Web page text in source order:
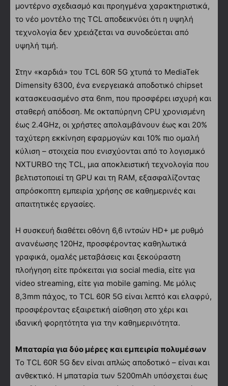
μοντέρνο σχεδιασμό και προηγμένα χαρακτηριστικά,
το νέο μοντέλο της TCL αποδεικνύει ότι η υψηλή
τεχνολογία δεν χρειάζεται να συνοδεύεται από
υψηλή τιμή.
Στην «καρδιά» του TCL 60R 5G χτυπά το MediaTek
Dimensity 6300, ένα ενεργειακά αποδοτικό chipset
κατασκευασμένο στα 6nm, που προσφέρει ισχυρή και
σταθερή απόδοση. Με οκταπύρηνη CPU χρονισμένη
έως 2.4GHz, οι χρήστες απολαμβάνουν έως και 20%
ταχύτερη εκκίνηση εφαρμογών και 10% πιο ομαλή
κύλιση – στοιχεία που ενισχύονται από το λογισμικό
NXTURBO της TCL, μια αποκλειστική τεχνολογία που
βελτιστοποιεί τη GPU και τη RAM, εξασφαλίζοντας
απρόσκοπτη εμπειρία χρήσης σε καθημερινές και
απαιτητικές εργασίες.
Η συσκευή διαθέτει οθόνη 6,6 ιντσών HD+ με ρυθμό
ανανέωσης 120Hz, προσφέροντας καθηλωτικά
γραφικά, ομαλές μεταβάσεις και ξεκούραστη
πλοήγηση είτε πρόκειται για social media, είτε για
video streaming, είτε για mobile gaming. Με μόλις
8,3mm πάχος, το TCL 60R 5G είναι λεπτό και ελαφρύ,
προσφέροντας εξαιρετική αίσθηση στο χέρι και
ιδανική φορητότητα για την καθημερινότητα.
Μπαταρία για δύο μέρες και εμπειρία πολυμέσων
Το TCL 60R 5G δεν είναι απλώς αποδοτικό – είναι και
ανθεκτικό. Η μπαταρία των 5200mAh υπόσχεται έως